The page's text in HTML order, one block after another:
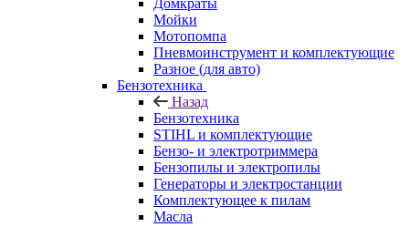
Домкраты
Мойки
Мотопомпа
Пневмоинструмент и комплектующие
Разное (для авто)
Бензотехника
Назад
Бензотехника
STIHL и комплектующие
Бензо- и электротриммера
Бензопилы и электропилы
Генераторы и электростанции
Комплектующее к пилам
Масла